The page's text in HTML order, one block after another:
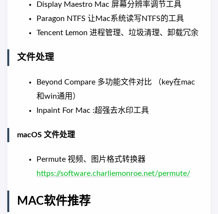
Display Maestro Mac 屏幕分辨率调节工具
Paragon NTFS 让Mac系统读写NTFS的工具
Tencent Lemon 进程管理、垃圾清理、卸载冗余
文件处理
Beyond Compare 多功能文件对比 （key在mac
和win通用）
Inpaint For Mac :超强去水印工具
macOS 文件处理
Permute 视频、图片格式转换器
https://software.charliemonroe.net/permute/
MAC软件推荐